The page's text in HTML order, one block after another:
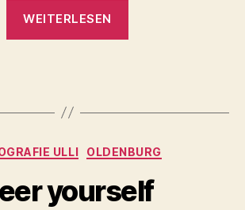
WEITERLESEN
Kategorien
ULLI OLDENBURG
yourself